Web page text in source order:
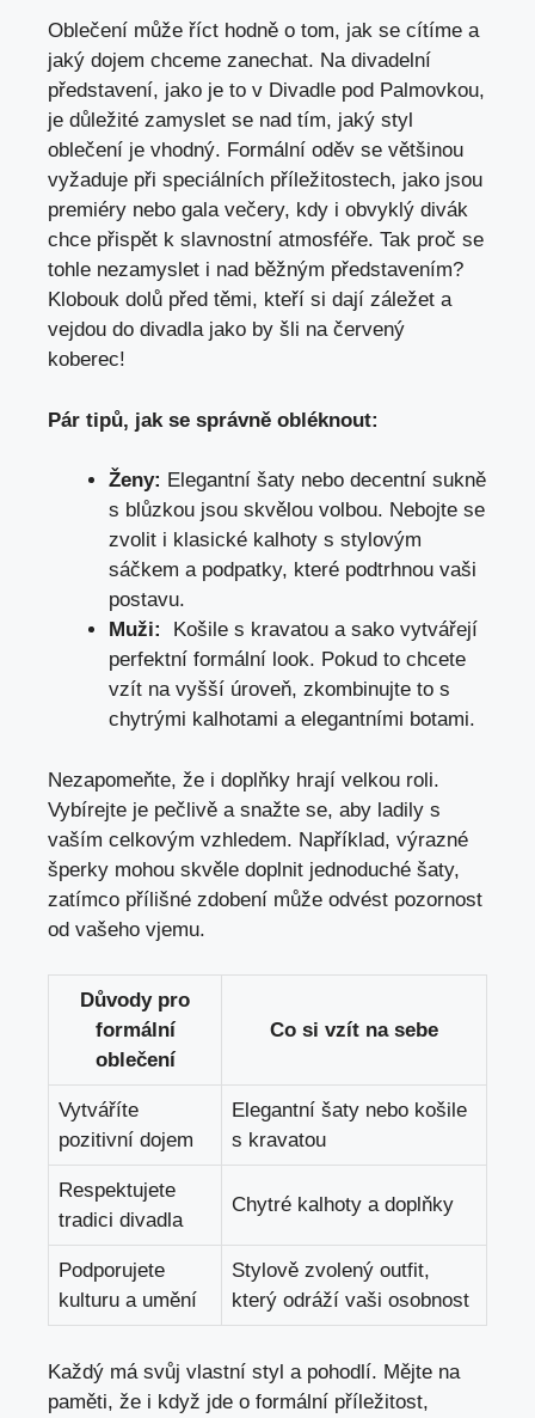
Oblečení může říct hodně o tom, ⁤jak⁤ se cítíme a
jaký dojem chceme zanechat. Na divadelní
představení, jako je to ‌v Divadle pod ‍Palmovkou,
je důležité zamyslet se nad tím, jaký styl
⁤oblečení je vhodný. Formální oděv​ se ⁤většinou
⁣vyžaduje při speciálních příležitostech, jako jsou
premiéry⁢ nebo⁣ gala‍ večery, kdy i​ obvyklý divák
chce přispět k slavnostní atmosféře. Tak proč​ se‍
tohle‍ nezamyslet i nad‍ běžným představením?
Klobouk⁤ dolů před těmi, kteří si​ dají záležet a
vejdou ⁣do divadla jako by šli na červený
koberec!
Pár tipů, ‌jak se ⁤správně obléknout:
Ženy: Elegantní ⁢šaty​ nebo decentní⁤ sukně
‌s blůzkou jsou skvělou volbou. Nebojte se⁢
zvolit ‍i klasické kalhoty⁣ s stylovým
sáčkem ⁤a‌ podpatky, ‍které​ podtrhnou ⁤vaši​
postavu.
Muži:
‌ Košile s kravatou a sako vytvářejí ​
perfektní formální ‍look.⁢ Pokud to chcete
vzít na vyšší úroveň, zkombinujte to s
chytrými kalhotami a ​elegantními⁤ botami.
Nezapomeňte, že⁤ i doplňky hrají velkou roli.
Vybírejte⁤ je ‍pečlivě‌ a⁤ snažte se, aby ladily s
vaším celkovým ⁢vzhledem. Například, výrazné
šperky ⁤mohou skvěle doplnit jednoduché šaty,
zatímco přílišné zdobení může odvést pozornost
od vašeho vjemu.
Důvody pro
formální
oblečení
Co ⁣si vzít⁣ na sebe
Vytváříte
pozitivní⁣ dojem
Elegantní šaty nebo košile
s kravatou
Respektujete
tradici divadla
Chytré kalhoty‌ a doplňky
Podporujete
kulturu ⁤a umění
Stylově zvolený ⁤outfit,
který ⁤odráží⁤ vaši osobnost
Každý má svůj vlastní styl a‍ pohodlí. Mějte na
paměti, že⁤ i ‌když jde ⁣o formální příležitost,⁢